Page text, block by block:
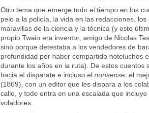
Otro tema que emerge todo el tiempo en los
pelo a la policía, la vida en las redacciones,
maravillas de la ciencia y la técnica (y esto
propio Twain era inventor, amigo de Nicolas
sino porque detestaba a los vendedores de
profundidad por haber compartido hoteluchos
durante los años en la ruta). De estos cuentos
hacia el disparate e incluso el nonsense, el
(1869), con un editor que les dispara a los
calle, y todo entra en una escalada que
voladores.